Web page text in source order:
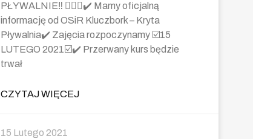
PŁYWALNIE‼️ 🏊🏻‍♀️✔️ Mamy oficjalną
informację od OSiR Kluczbork – Kryta
Pływalnia✔️ Zajęcia rozpoczynamy ☑️15
LUTEGO 2021☑️✔️ Przerwany kurs będzie
trwał
CZYTAJ WIĘCEJ
15 Lutego 2021